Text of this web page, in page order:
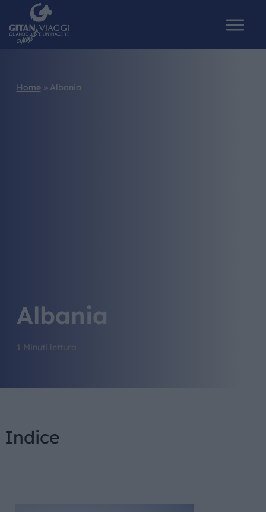
Home » Albania
Albania
1 Minuti lettura
Indice